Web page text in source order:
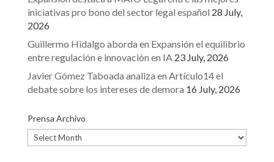
iniciativas pro bono del sector legal español 28 July,
2026
Guillermo Hidalgo aborda en Expansión el equilibrio
entre regulación e innovación en IA 23 July, 2026
Javier Gómez Taboada analiza en Artículo14 el
debate sobre los intereses de demora 16 July, 2026
Prensa Archivo
Prensa
Archivo